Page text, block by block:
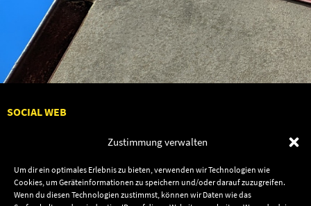
Zustimmung verwalten
Um dir ein optimales Erlebnis zu bieten, verwenden wir Technologien wie
Cookies, um Geräteinformationen zu speichern und/oder darauf zuzugreifen.
Wenn du diesen Technologien zustimmst, können wir Daten wie das
SOCIAL WEB
Audiolith
Contact Us